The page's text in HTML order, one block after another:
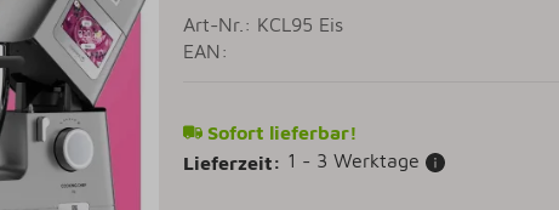
Art-Nr.: KCL95 Eis
EAN:
Sofort lieferbar!
Lieferzeit: 1 - 3 Werktage